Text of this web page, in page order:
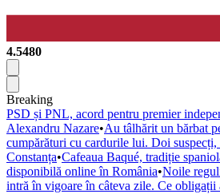
4.5480
Breaking
PSD și PNL, acord pentru premier
Alexandru Nazare•Au tâlhărit un bărbat
cumpărături cu cardurile lui. Doi suspecți,
Constanța•Cafeaua Baqué, tradiție
disponibilă online în România•Noile
intră în vigoare în câteva zile. Ce obligații